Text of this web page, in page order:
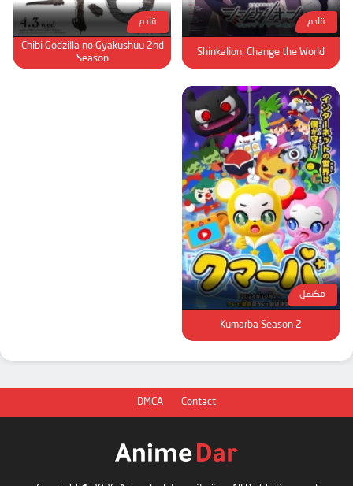
قادم
Shinkalion: Change the World
قادم
Chibi Godzilla no Gyakushuu 2nd
Season
مكتمل
Kumarba Season 2
DMCA Contact